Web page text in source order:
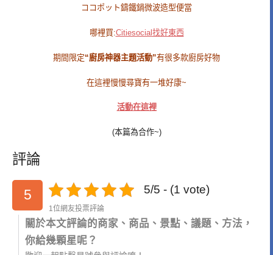
ココポット鑄鐵鍋微波造型便當
哪裡買:Citiesocial找好東西
期間限定“廚房神器主題活動”有很多款廚房好物
在這裡慢慢尋寶有一堆好康~
活動在這裡
(本篇為合作~)
評論
5 5/5 - (1 vote)
1位網友投票評論
關於本文評論的商家、商品、景點、議題、方法，
你給幾顆星呢？